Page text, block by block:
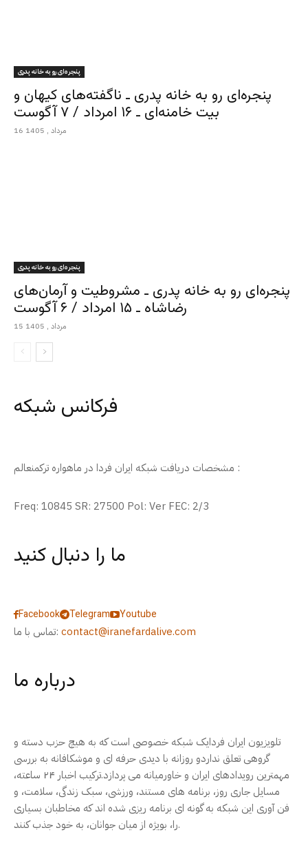
پنجره‌ای رو به خانه پدری
پنجره‌ای رو به خانه پدری ـ ناگفته‌های کیهان و
بیت خامنه‌ای ـ ۱۶ امرداد / ۷ آگوست
16 مرداد , 1405
پنجره‌ای رو به خانه پدری
پنجره‌ای رو به خانه پدری ـ مشروطیت و آرمان‌های
رضاشاه ـ ۱۵ امرداد / ۶ آگوست
15 مرداد , 1405
فرکانس شبکه
مشخصات دریافت شبکه ایران فردا در ماهواره ترکمنعالم :
Freq: 10845 SR: 27500 Pol: Ver FEC: 2/3
ما را دنبال کنید
Facebook Telegram
Youtube
تماس با ما: contact@iranefardalive.com
درباره ما
تلویزیون ایران فردایک شبکه خصوصی است که به هیچ حزب دسته و
گروهی تعلق نداردو روزانه با دیدی حرفه ای و موشکافانه به بررسی
مهمترین رویدادهای ایران و خاورمیانه می پردازد.ترکیب اخبار ۲۴ ساعته،
مسایل جاری روز، برنامه های مستند، ورزشی، سبک زندگی، سلامت، و
فن آوری این شبکه به گونه ای برنامه ریزی شده اند که مخاطبان بسیاری
را، بویژه از میان جوانان، به خود جذب کنند.